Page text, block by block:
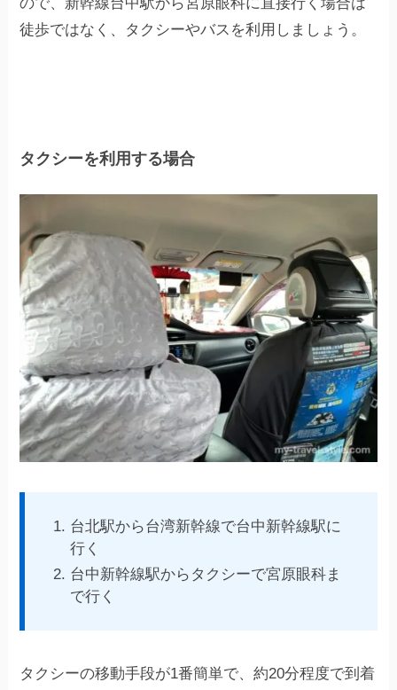
徒歩ではなく、タクシーやバスを利用しましょう。
タクシーを利用する場合
台北駅から台湾新幹線で台中新幹線駅に
行く
台中新幹線駅からタクシーで宮原眼科ま
で行く
タクシーの移動手段が1番簡単で、約20分程度で到着